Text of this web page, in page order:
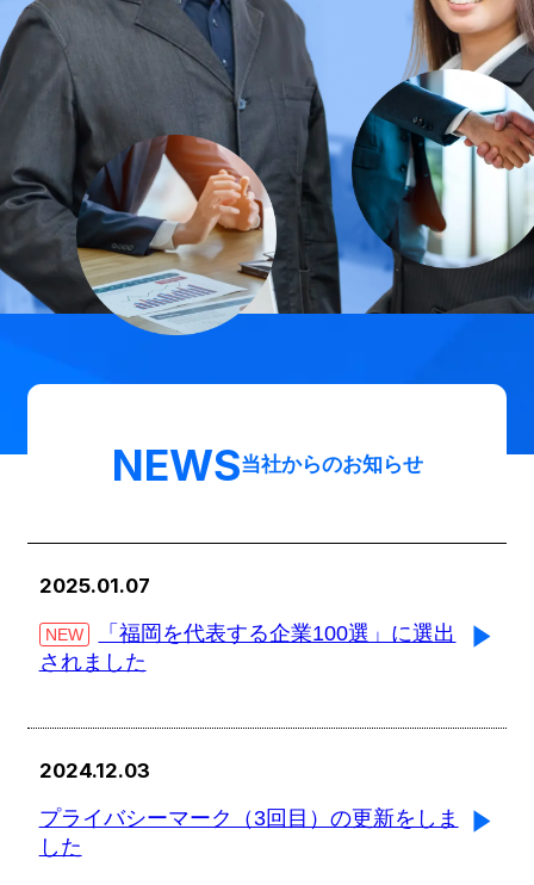
NEWS当社からのお知らせ
2025.01.07
NEW
「福岡を代表する企業100選」に選出
されました
2024.12.03
プライバシーマーク（3回目）の更新をしま
した